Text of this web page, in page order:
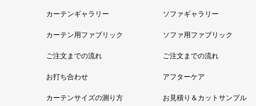
カーテンギャラリー
カーテン用ファブリック
ご注文までの流れ
お打ち合わせ
カーテンサイズの測り方
ソファギャラリー
ソファ用ファブリック
ご注文までの流れ
アフターケア
お見積り＆カットサンプル